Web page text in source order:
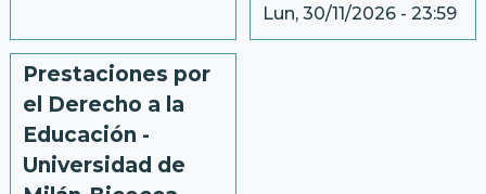
Lun, 30/11/2026 - 23:59
Prestaciones por
el Derecho a la
Educación -
Universidad de